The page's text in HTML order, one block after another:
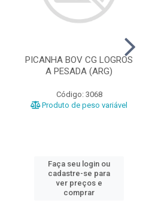
PICANHA BOV CG LOGROS
A PESADA (ARG)
Código: 3068
Produto de peso variável
Faça seu login ou
cadastre-se para
ver preços e
comprar